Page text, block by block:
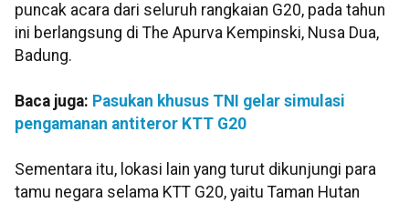
puncak acara dari seluruh rangkaian G20, pada tahun
ini berlangsung di The Apurva Kempinski, Nusa Dua,
Badung.
Baca juga: Pasukan khusus TNI gelar simulasi
pengamanan antiteror KTT G20
Sementara itu, lokasi lain yang turut dikunjungi para
tamu negara selama KTT G20, yaitu Taman Hutan